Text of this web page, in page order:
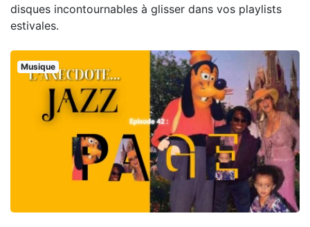
disques incontournables à glisser dans vos playlists
estivales.
Musique